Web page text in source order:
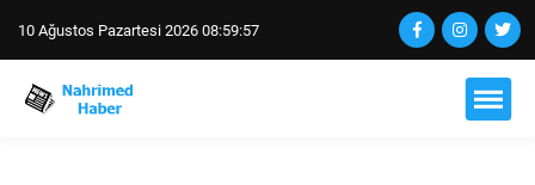
10 Ağustos Pazartesi 2026 08:59:58